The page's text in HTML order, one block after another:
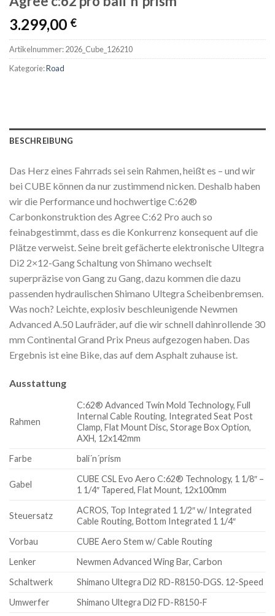
3.299,00 €
Artikelnummer:2026_Cube_126210
Kategorie:Road
BESCHREIBUNG
Das Herz eines Fahrrads sei sein Rahmen, heißt es – und wir
bei CUBE können da nur zustimmend nicken. Deshalb haben
wir die Performance und hochwertige C:62®
Carbonkonstruktion des Agree C:62 Pro auch so
feinabgestimmt, dass es die Konkurrenz konsequent auf die
Plätze verweist. Seine breit gefächerte elektronische Ultegra
Di2 2×12-Gang Schaltung von Shimano wechselt
superpräzise von Gang zu Gang, dazu kommen die dazu
passenden hydraulischen Shimano Ultegra Scheibenbremsen.
Was noch? Leichte, explosiv beschleunigende Newmen
Advanced A.50 Laufräder, auf die wir schnell dahinrollende 30
mm Continental Grand Prix Pneus aufgezogen haben. Das
Ergebnis ist eine Bike, das auf dem Asphalt zuhause ist.
Ausstattung
Rahmen
C:62® Advanced Twin Mold Technology, Full
Internal Cable Routing, Integrated Seat Post
Clamp, Flat Mount Disc, Storage Box Option,
AXH, 12x142mm
Farbe
bali´n´prism
Gabel
CUBE CSL Evo Aero C:62® Technology, 1 1/8″ –
1 1/4″ Tapered, Flat Mount, 12x100mm
Steuersatz
ACROS, Top Integrated 1 1/2″ w/ Integrated
Cable Routing, Bottom Integrated 1 1/4″
Vorbau
CUBE Aero Stem w/ Cable Routing
Lenker
Newmen Advanced Wing Bar, Carbon
Schaltwerk
Shimano Ultegra Di2 RD-R8150-DGS. 12-Speed
Umwerfer
Shimano Ultegra Di2 FD-R8150-F